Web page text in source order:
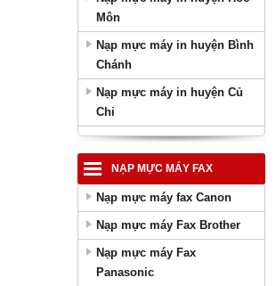
Môn
Nạp mực máy in huyện Bình
Chánh
Nạp mực máy in huyện Củ
Chi
NẠP MỰC MÁY FAX
Nạp mực máy fax Canon
Nạp mực máy Fax Brother
Nạp mực máy Fax
Panasonic